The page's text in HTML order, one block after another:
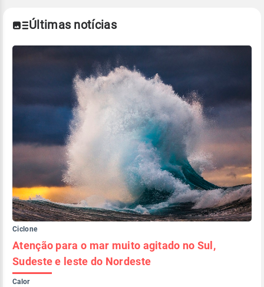
Últimas notícias
Ciclone
Atenção para o mar muito agitado no Sul,
Sudeste e leste do Nordeste
Calor